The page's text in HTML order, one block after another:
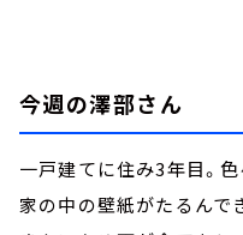
今週の澤部さん
一戸建てに住み3年目。
家の中の壁紙がたるんで